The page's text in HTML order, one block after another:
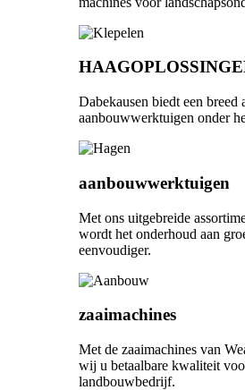
Dabekausen biedt een breed
aanbouwwerktuigen onder
aanbouwwerktuigen
Met ons uitgebreide
wordt het onderhoud aan
eenvoudiger.
zaaimachines
Met de zaaimachines van
wij u betaalbare kwaliteit
landbouwbedrijf.